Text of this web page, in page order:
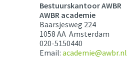
Bestuurskantoor AWBR
AWBR academie
Baarsjesweg 224
1058 AA Amsterdam
020-5150440
Email:academie@awbr.nl